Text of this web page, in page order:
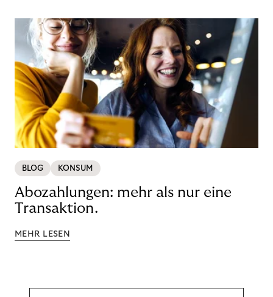
BLOG KONSUM
Abozahlungen: mehr als nur eine
Transaktion.
MEHR LESEN